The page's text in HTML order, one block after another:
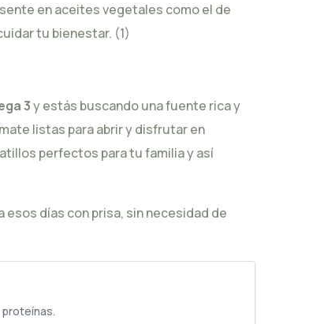
en aceites vegetales como el de
tu bienestar. (1)
3y estás buscando una fuente rica y
listas para abrir y disfrutar en
perfectos para tu familia y así
días con prisa, sin necesidad de
proteínas.